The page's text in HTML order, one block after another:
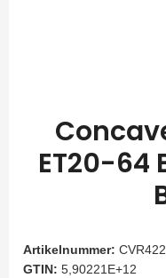
ET20-64
Artikelnummer:
GTIN: 5,90221E+12